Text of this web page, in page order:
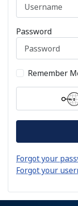
Password
Remember
Forgot your
Forgot your